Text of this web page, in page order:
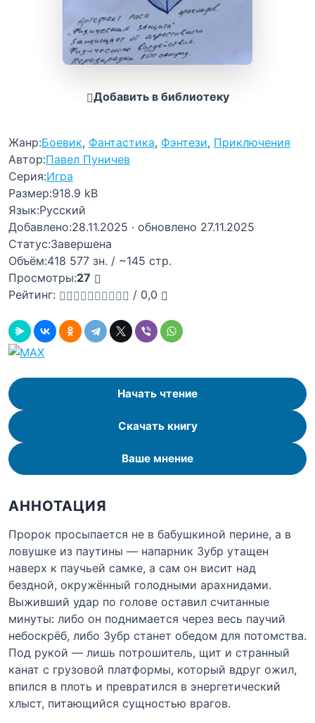
Добавить в библиотеку
Жанр:Боевик, Фантастика, Фэнтези, Приключения
Автор:Павел Пуничев
Серия:Игра
Размер:918.9 kB
Язык:Русский
Добавлено:28.11.2025 · обновлено 27.11.2025
Статус:Завершена
Объём:418 577 зн. / ~145 стр.
Просмотры:27
Рейтинг:
/ 0,0
Начать чтение
Скачать книгу
Ваше мнение
АННОТАЦИЯ
Пророк просыпается не в бабушкиной перине, а в
ловушке из паутины — напарник Зубр утащен
наверх к паучьей самке, а сам он висит над
бездной, окружённый голодными арахнидами.
Выживший удар по голове оставил считанные
минуты: либо он поднимается через весь паучий
небоскрёб, либо Зубр станет обедом для потомства.
Под рукой — лишь потрошитель, щит и странный
канат с грузовой платформы, который вдруг ожил,
впился в плоть и превратился в энергетический
хлыст, питающийся сущностью врагов.